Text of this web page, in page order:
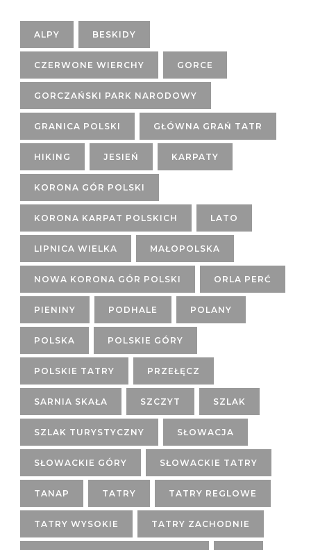
ALPY BESKIDY
CZERWONE WIERCHY GORCE
GORCZAŃSKI PARK NARODOWY
GRANICA POLSKI GŁÓWNA GRAŃ TATR
HIKING JESIEŃ KARPATY
KORONA GÓR POLSKI
KORONA KARPAT POLSKICH LATO
LIPNICA WIELKA MAŁOPOLSKA
NOWA KORONA GÓR POLSKI ORLA PERĆ
PIENINY PODHALE POLANY
POLSKA POLSKIE GÓRY
POLSKIE TATRY PRZEŁĘCZ
SARNIA SKAŁA SZCZYT SZLAK
SZLAK TURYSTYCZNY SŁOWACJA
SŁOWACKIE GÓRY SŁOWACKIE TATRY
TANAP TATRY TATRY REGLOWE
TATRY WYSOKIE TATRY ZACHODNIE